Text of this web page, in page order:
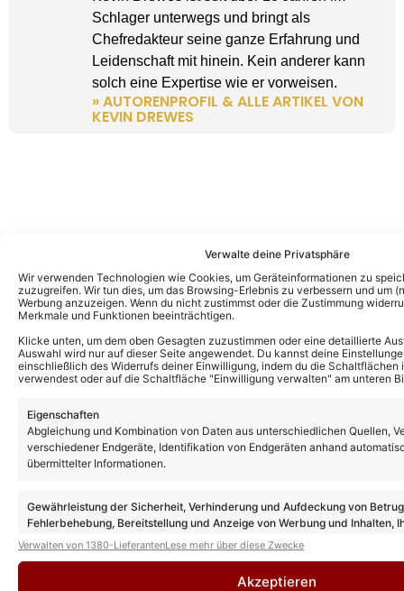
Verwalte deine Privatsphäre
Wir verwenden Technologien wie Cookies, um Geräteinformationen zu
zuzugreifen. Wir tun dies, um das Browsing-Erlebnis zu verbessern und um
Werbung anzuzeigen. Wenn du nicht zustimmst oder die Zustimmung
Merkmale und Funktionen beeinträchtigen.
Klicke unten, um dem oben Gesagten zuzustimmen oder eine detaillierte
Auswahl wird nur auf dieser Seite angewendet. Du kannst deine
einschließlich des Widerrufs deiner Einwilligung, indem du die
verwendest oder auf die Schaltfläche "Einwilligung verwalten" am unteren
Eigenschaften
Abgleichung und Kombination von Daten aus unterschiedlichen Quellen,
verschiedener Endgeräte, Identifikation von Endgeräten anhand
übermittelter Informationen.
Gewährleistung der Sicherheit, Verhinderung und Aufdeckung von
Fehlerbehebung, Bereitstellung und Anzeige von Werbung und Inhalten,
Entscheidungen zum Datenschutz speichern und übermitteln.
Verwalten von 1380-LieferantenLese mehr über diese Zwecke
Akzeptieren
Schlager unterwegs und bringt als
Chefredakteur seine ganze Erfahrung und
Leidenschaft mit hinein. Kein anderer kann
solch eine Expertise wie er vorweisen.
» AUTORENPROFIL & ALLE ARTIKEL VON
KEVIN DREWES
Das könnte Euch auch interessieren:
Dick Brave Tour 2026: Tickets, Termine